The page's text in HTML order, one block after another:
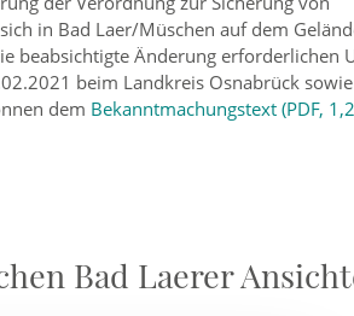
in Bad Laer/Müschen auf dem
beabsichtigte Änderung erforderlichen
beim Landkreis Osnabrück
dem Bekanntmachungstext (PDF,
Bad Laerer